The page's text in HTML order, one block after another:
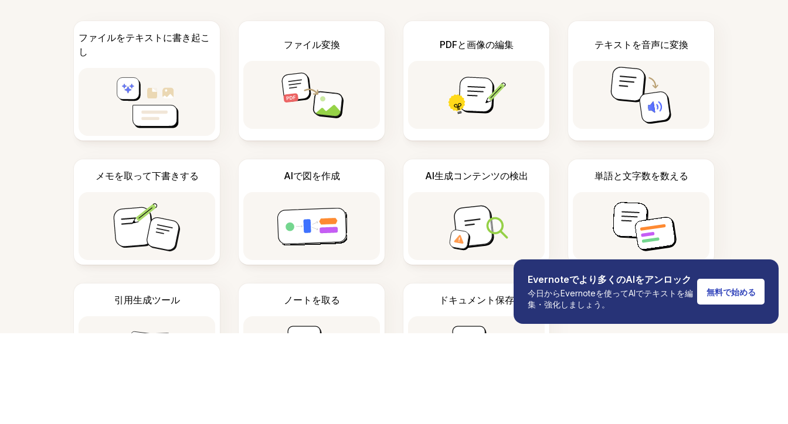
ファイルをテキストに書き起こ
し
ファイル変換 PDFと画像の編集 テキストを音声に変換
メモを取って下書きする AIで図を作成 AI生成コンテンツの検出 単語と文字数を数える
引用生成ツール ノートを取る ドキュメント保存
Evernoteでより多くのAIをアンロック
今日からEvernoteを使ってAIでテキストを編
集・強化しましょう。
無料で始める